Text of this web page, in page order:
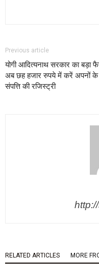
Previous article
योगी आदित्यनाथ सरकार का बड़ा
अब छह हजार रुपये में करें अपनों के
संपत्ति की रजिस्ट्री
RELATED ARTICLES MORE